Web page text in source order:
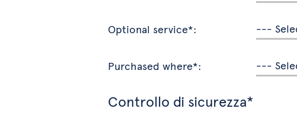
Optional service*:
Purchased where*:
Controllo di sicurezza*